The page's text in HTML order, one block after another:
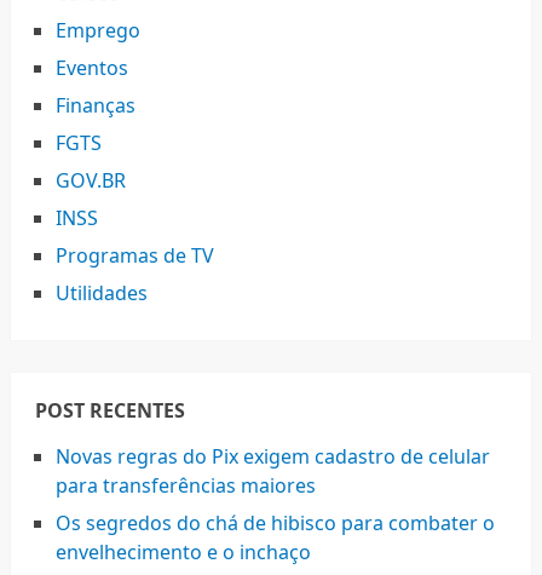
Emprego
Eventos
Finanças
FGTS
GOV.BR
INSS
Programas de TV
Utilidades
POST RECENTES
Novas regras do Pix exigem cadastro de celular
para transferências maiores
Os segredos do chá de hibisco para combater o
envelhecimento e o inchaço